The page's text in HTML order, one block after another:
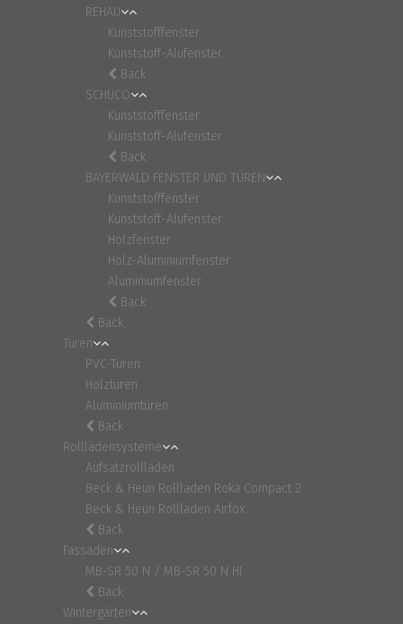
REHAU
Kunststofffenster
Kunststoff-Alufenster
Back
SCHÜCO
Kunststofffenster
Kunststoff-Alufenster
Back
BAYERWALD FENSTER UND TÜREN
Kunststofffenster
Kunststoff-Alufenster
Holzfenster
Holz-Aluminiumfenster
Aluminiumfenster
Back
Back
Türen
PVC-Türen
Holztüren
Aluminiumtüren
Back
Rolllädensysteme
Aufsatzrollläden
Beck & Heun Rollladen Roka Compact 2
Beck & Heun Rollladen Airfox
Back
Fassaden
MB-SR 50 N / MB-SR 50 N HI
Back
Wintergärten